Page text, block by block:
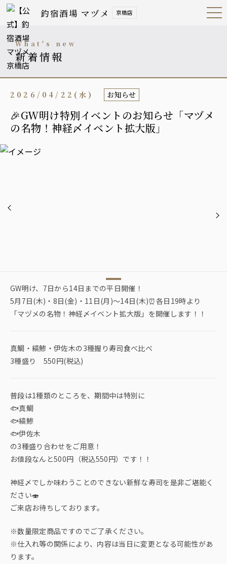
釣宿酒場 マヅメ 京橋店 Open
Navig
what's new
新着情報
🎉GW明け特別イベントのお知らせ「マヅメ
の名物！神経〆イベント拡大版」
2026/04/22(水) お知らせ
GW明け、7日から14日までの平日開催！
5月7日(木)・8日(金)・11日(月)～14日(木)⏰各日19時より
「マヅメの名物！神経〆イベント拡大版」を開催します！！
真鯛・縞鯵・伊佐木の3種握り寿司食べ比べ
3種盛り 550円(税込)
普段は1種類のところを、期間中は特別に
🐟真鯛
🐟縞鯵
🐟伊佐木
の3種盛り合わせをご用意！
お値段なんと500円（税込550円）です！！
神経〆でしか味わうことのできない新鮮な寿司を是非ご堪能く
ださい🍣
ご来店お待ちしております。
※数量限定商品ですのでご了承ください。
※仕入れ等の関係により、内容は当日に変更となる可能性があ
ります。